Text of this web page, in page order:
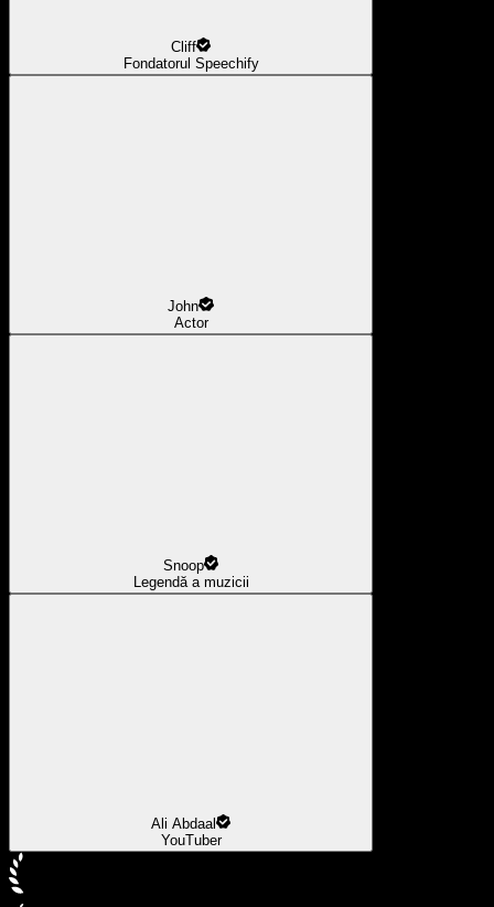
Cliff
Fondatorul Speechify
John
Actor
Snoop
Legendă a muzicii
Ali Abdaal
YouTuber